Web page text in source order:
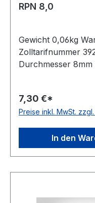
RPN 8,0
Gewicht 0,06kg
Zolltarifnummer
Durchmesser
Material
Rollenlänge 30,5
Zugstrang nein
Shore A
7,30 €*
Preise inkl. MwSt.
In den